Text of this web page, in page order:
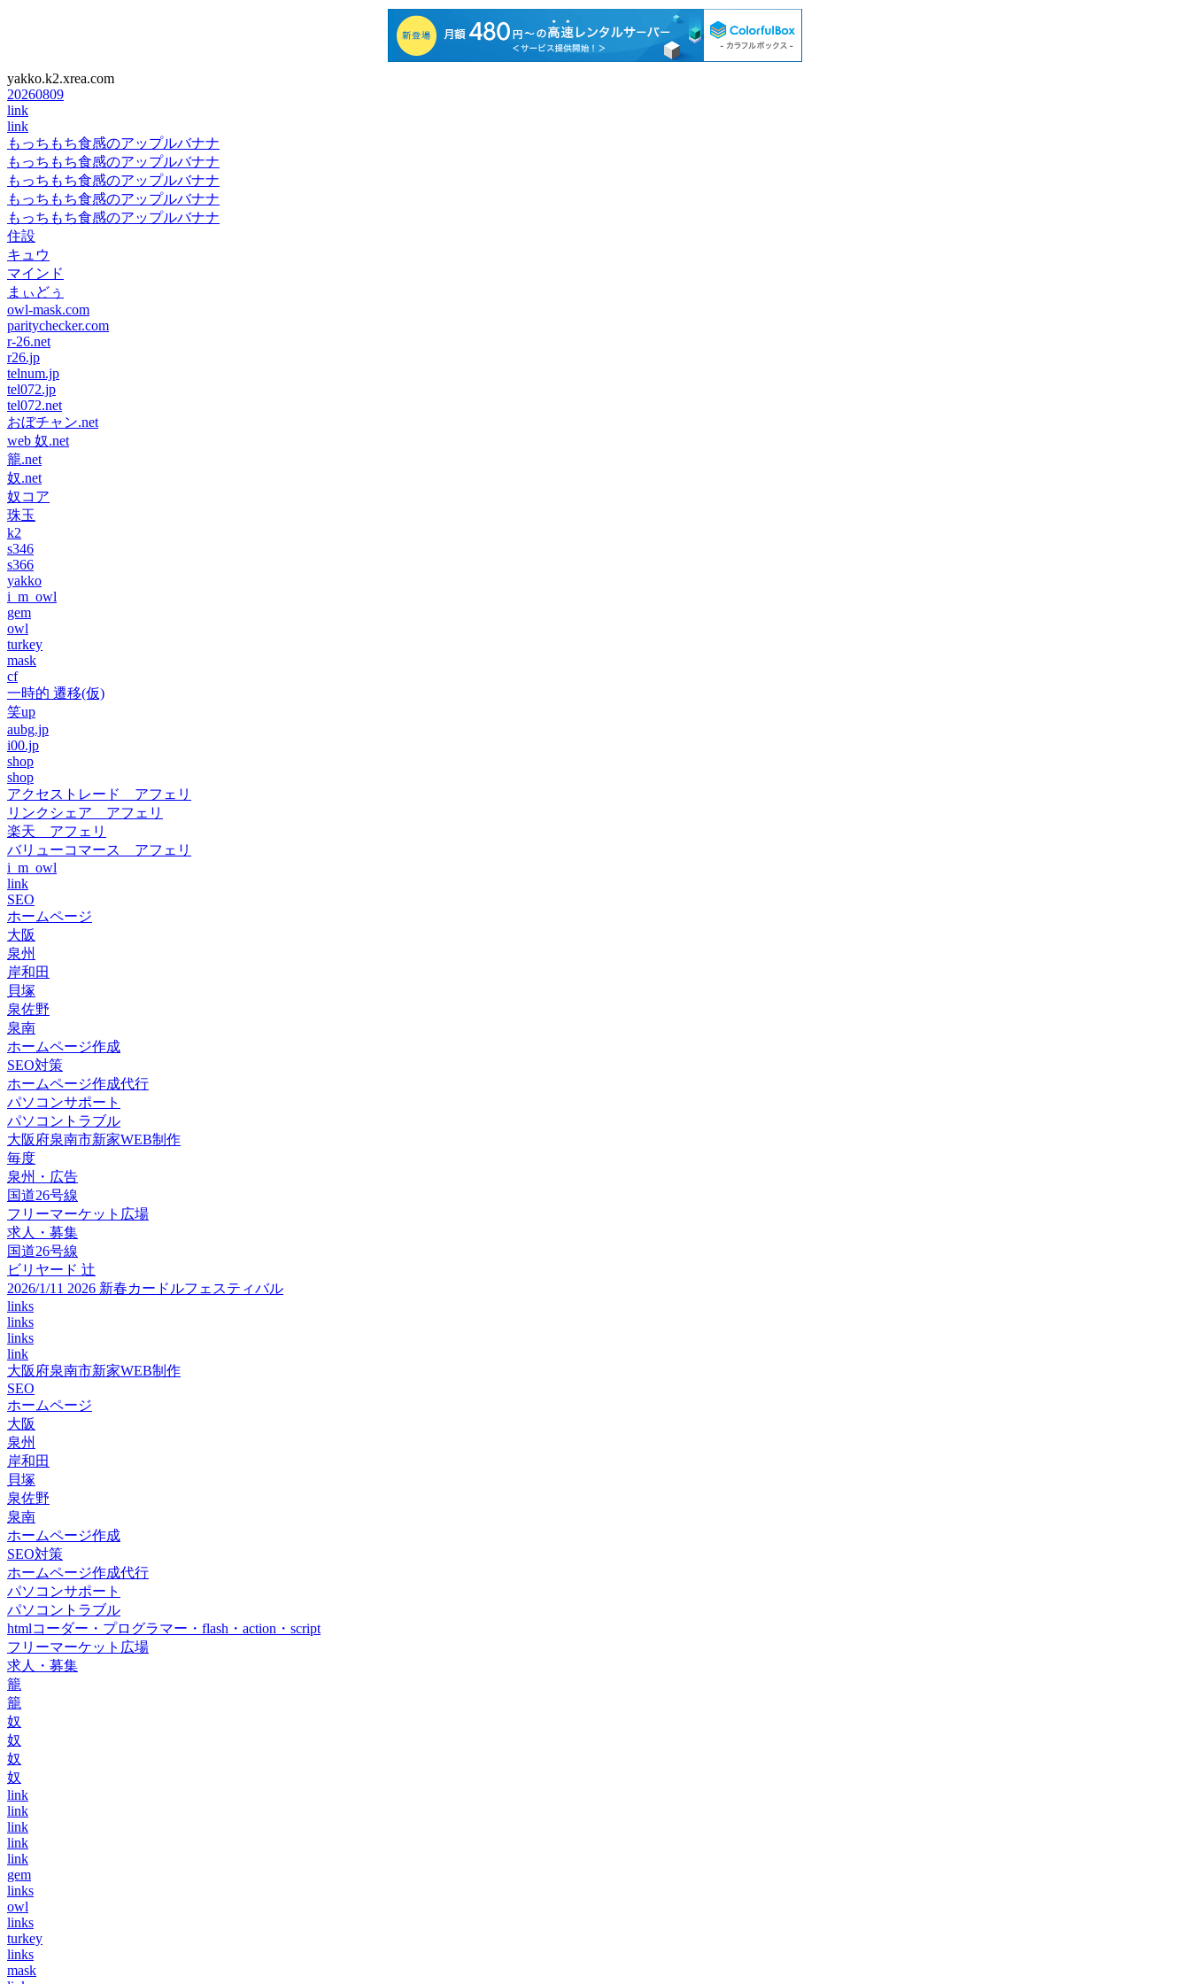
yakko.k2.xrea.com
20260809
link
link
もっちもち食感のアップルバナナ
もっちもち食感のアップルバナナ
もっちもち食感のアップルバナナ
もっちもち食感のアップルバナナ
もっちもち食感のアップルバナナ
住設
キュウ
マインド
まぃどぅ
owl-mask.com
paritychecker.com
r-26.net
r26.jp
telnum.jp
tel072.jp
tel072.net
おぼチャン.net
web 奴.net
籠.net
奴.net
奴コア
珠玉
k2
s346
s366
yakko
i_m_owl
gem
owl
turkey
mask
cf
一時的 遷移(仮)
笑up
aubg.jp
i00.jp
shop
shop
アクセストレード アフェリ
リンクシェア アフェリ
楽天 アフェリ
バリューコマース アフェリ
i_m_owl
link
SEO
ホームページ
大阪
泉州
岸和田
貝塚
泉佐野
泉南
ホームページ作成
SEO対策
ホームページ作成代行
パソコンサポート
パソコントラブル
大阪府泉南市新家WEB制作
毎度
泉州・広告
国道26号線
フリーマーケット広場
求人・募集
国道26号線
ビリヤード 辻
2026/1/11 2026 新春カードルフェスティバル
links
links
links
link
大阪府泉南市新家WEB制作
SEO
ホームページ
大阪
泉州
岸和田
貝塚
泉佐野
泉南
ホームページ作成
SEO対策
ホームページ作成代行
パソコンサポート
パソコントラブル
htmlコーダー・プログラマー・flash・action・script
フリーマーケット広場
求人・募集
籠
籠
奴
奴
奴
奴
link
link
link
link
link
gem
links
owl
links
turkey
links
mask